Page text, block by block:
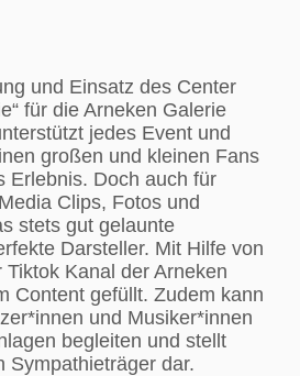
und Einsatz des Center
für die Arneken Galerie
jedes Event und
großen und kleinen Fans
Erlebnis. Doch auch für
Clips, Fotos und
stets gut gelaunte
Darsteller. Mit Hilfe von
Kanal der Arneken
Content gefüllt. Zudem kann
und Musiker*innen
begleiten und stellt
Sympathieträger dar.